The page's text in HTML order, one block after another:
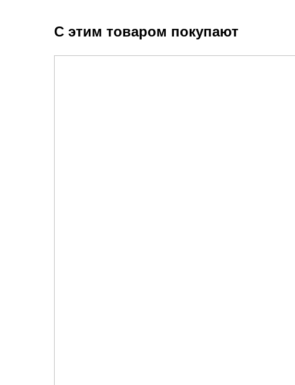
С этим товаром покупают